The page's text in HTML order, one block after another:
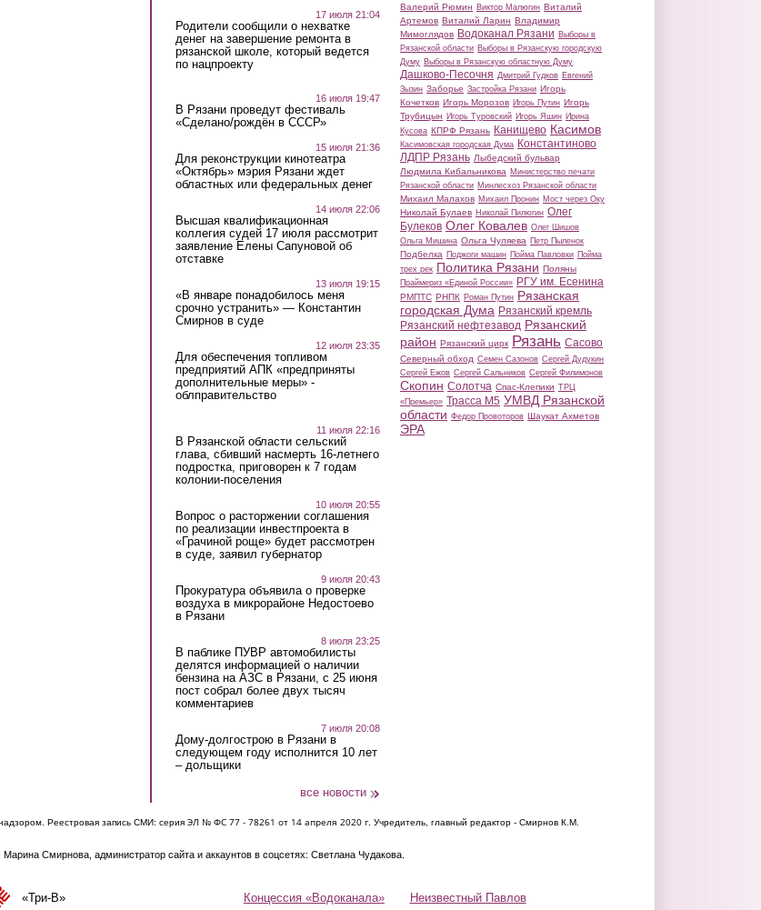
17 июля 21:04
Родители сообщили о нехватке
денег на завершение ремонта в
рязанской школе, который ведется
по нацпроекту
16 июля 19:47
В Рязани проведут фестиваль
«Сделано/рождён в СССР»
15 июля 21:36
Для реконструкции кинотеатра
«Октябрь» мэрия Рязани ждет
областных или федеральных денег
14 июля 22:06
Высшая квалификационная
коллегия судей 17 июля рассмотрит
заявление Елены Сапуновой об
отставке
13 июля 19:15
«В январе понадобилось меня
срочно устранить» — Константин
Смирнов в суде
12 июля 23:35
Для обеспечения топливом
предприятий АПК «предприняты
дополнительные меры» -
облправительство
11 июля 22:16
В Рязанской области сельский
глава, сбивший насмерть 16-летнего
подростка, приговорен к 7 годам
колонии-поселения
10 июля 20:55
Вопрос о расторжении соглашения
по реализации инвестпроекта в
«Грачиной роще» будет рассмотрен
в суде, заявил губернатор
9 июля 20:43
Прокуратура объявила о проверке
воздуха в микрорайоне Недостоево
в Рязани
8 июля 23:25
В паблике ПУВР автомобилисты
делятся информацией о наличии
бензина на АЗС в Рязани, с 25 июня
пост собрал более двух тысяч
комментариев
7 июля 20:08
Дому-долгострою в Рязани в
следующем году исполнится 10 лет
– дольщики
все новости
Валерий Рюмин Виктор Малюгин Виталий
Артемов Виталий Ларин Владимир
Мимоглядов Водоканал Рязани Выборы в
Рязанской области Выборы в Рязанскую городскую
Думу Выборы в Рязанскую областную Думу
Дашково-Песочня Дмитрий Гудков Евгений
Зызин Заборье Застройка Рязани Игорь
Кочетков Игорь Морозов Игорь Путин Игорь
Трубицын Игорь Туровский Игорь Яшин Ирина
Кусова КПРФ Рязань Канищево Касимов
Касимовская городская Дума Константиново
ЛДПР Рязань Лыбедский бульвар
Людмила Кибальникова Министерство печати
Рязанской области Минлесхоз Рязанской области
Михаил Малахов Михаил Пронин Мост через Оку
Николай Булаев Николай Пилюгин Олег
Булеков Олег Ковалев Олег Шишов
Ольга Мишина Ольга Чуляева Петр Пыленок
Подбелка Поджоги машин Пойма Павловки Пойма
трех рек Политика Рязани Поляны
Праймериз «Единой России» РГУ им. Есенина
РМПТС РНПК Роман Путин Рязанская
городская Дума Рязанский кремль
Рязанский нефтезавод Рязанский
район Рязанский цирк Рязань Сасово
Северный обход Семен Сазонов Сергей Дудукин
Сергей Ежов Сергей Сальников Сергей Филимонов
Скопин Солотча Спас-Клепики ТРЦ
«Премьер» Трасса М5 УМВД Рязанской
области Федор Провоторов Шаукат Ахметов
ЭРА
Реестровая запись СМИ: серия ЭЛ № ФС 77 - 78261 от 14 апреля 2020 г. Учредитель, главный редактор - Смирнов К.М.
mail)
Смирнова, администратор сайта и аккаунтов в соцсетях: Светлана Чудакова.
Концессия «Водоканала» Неизвестный Павлов
«Три-В»